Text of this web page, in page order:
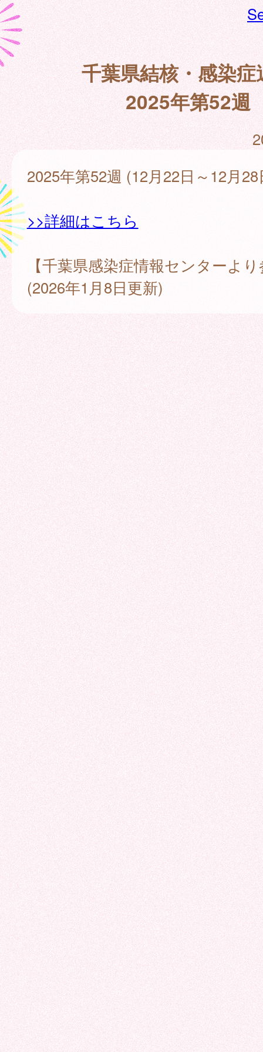
千葉県結核・感染症
2025年第52週
2025年第52週 (12月22日～12月28
>>詳細はこちら
【千葉県感染症情報センターよ
(2026年1月8日更新)